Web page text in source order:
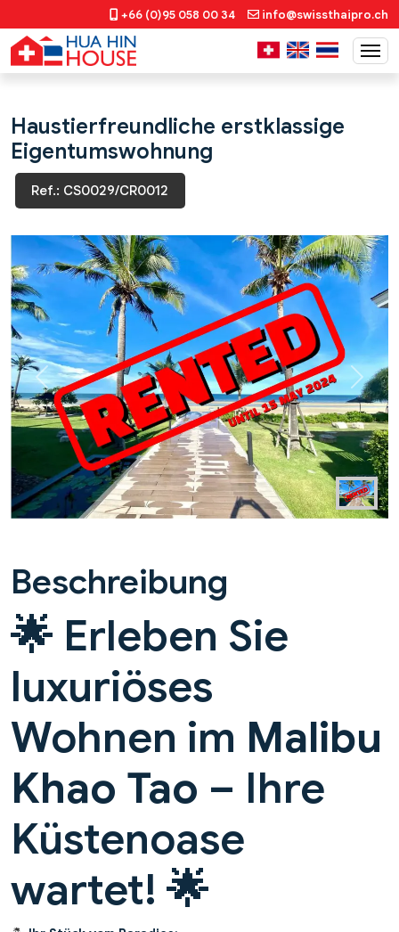
+66 (0)95 058 00 34 info@swissthaipro.ch
Haustierfreundliche erstklassige
Eigentumswohnung
Ref.: CS0029/CR0012
Previous Next
Beschreibung
🌟 Erleben Sie
luxuriöses
Wohnen im Malibu
Khao Tao – Ihre
Küstenoase
wartet! 🌟